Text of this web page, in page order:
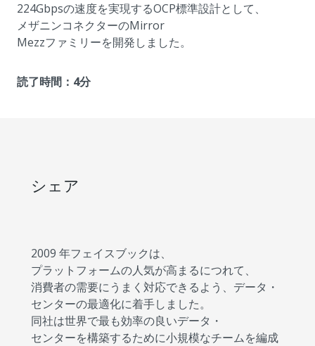
224Gbpsの速度を実現するOCP標準設計として、
メザニンコネクターのMirror
Mezzファミリーを開発しました。
読了時間：4分
2009 年フェイスブックは、
プラットフォームの人気が高まるにつれて、
消費者の需要にうまく対応できるよう、データ・
センターの最適化に着手しました。
同社は世界で最も効率の良いデータ・
センターを構築するために小規模なチームを編成
シェア